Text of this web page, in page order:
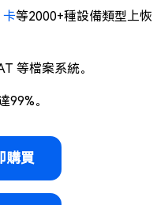
卡等2000+種設備類型上恢
等檔案系統。
99%。
購買